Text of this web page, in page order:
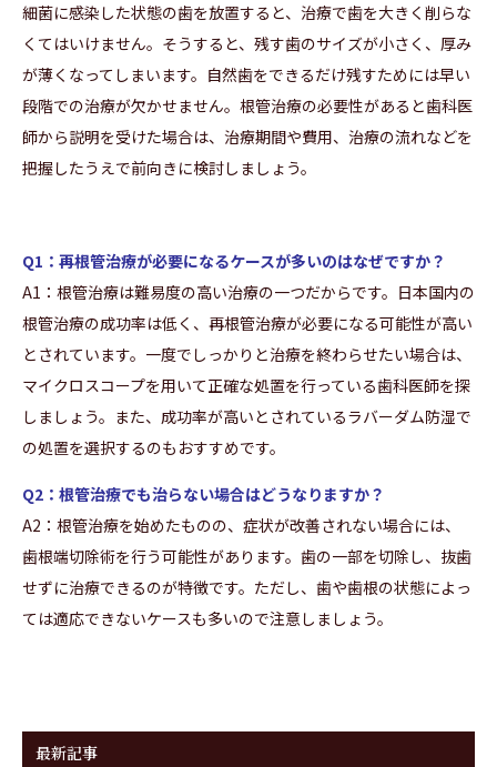
細菌に感染した状態の歯を放置すると、治療で歯を大きく削らな
くてはいけません。そうすると、残す歯のサイズが小さく、厚み
が薄くなってしまいます。自然歯をできるだけ残すためには早い
段階での治療が欠かせません。根管治療の必要性があると歯科医
師から説明を受けた場合は、治療期間や費用、治療の流れなどを
把握したうえで前向きに検討しましょう。
Q1：再根管治療が必要になるケースが多いのはなぜですか？
A1：根管治療は難易度の高い治療の一つだからです。日本国内の
根管治療の成功率は低く、再根管治療が必要になる可能性が高い
とされています。一度でしっかりと治療を終わらせたい場合は、
マイクロスコープを用いて正確な処置を行っている歯科医師を探
しましょう。また、成功率が高いとされているラバーダム防湿で
の処置を選択するのもおすすめです。
Q2：根管治療でも治らない場合はどうなりますか？
A2：根管治療を始めたものの、症状が改善されない場合には、
歯根端切除術を行う可能性があります。歯の一部を切除し、抜歯
せずに治療できるのが特徴です。ただし、歯や歯根の状態によっ
ては適応できないケースも多いので注意しましょう。
最新記事